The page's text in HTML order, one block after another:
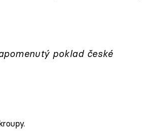
poklad české